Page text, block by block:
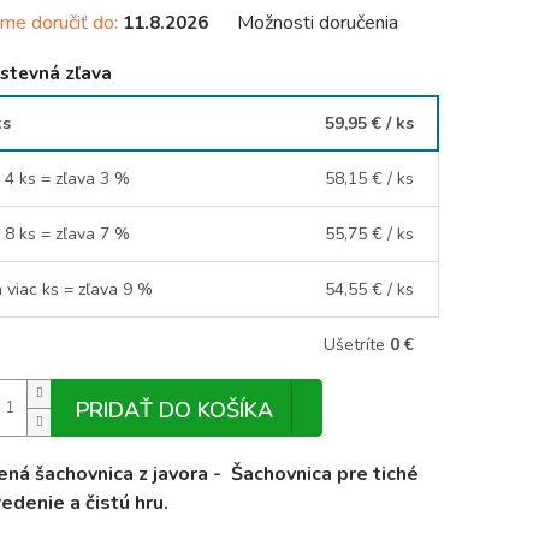
doručiť do: 11.8.2026 Možnosti doručenia
zľava
59,95 € / ks
4 ks = zľava 3 % 58,15 € / ks
8 ks = zľava 7 % 55,75 € / ks
viac ks = zľava 9 % 54,55 € / ks
Ušetríte 0 €
PRIDAŤ DO KOŠÍKA
šachovnica z javora - Šachovnica pre tiché
a čistú hru.